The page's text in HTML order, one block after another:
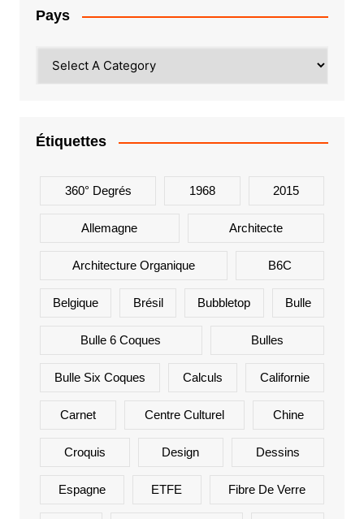
Pays
Étiquettes
360° Degrés 1968 2015
Allemagne Architecte
Architecture Organique B6C
Belgique Brésil Bubbletop Bulle
Bulle 6 Coques Bulles
Bulle Six Coques Calculs Californie
Carnet Centre Culturel Chine
Croquis Design Dessins
Espagne ETFE Fibre De Verre